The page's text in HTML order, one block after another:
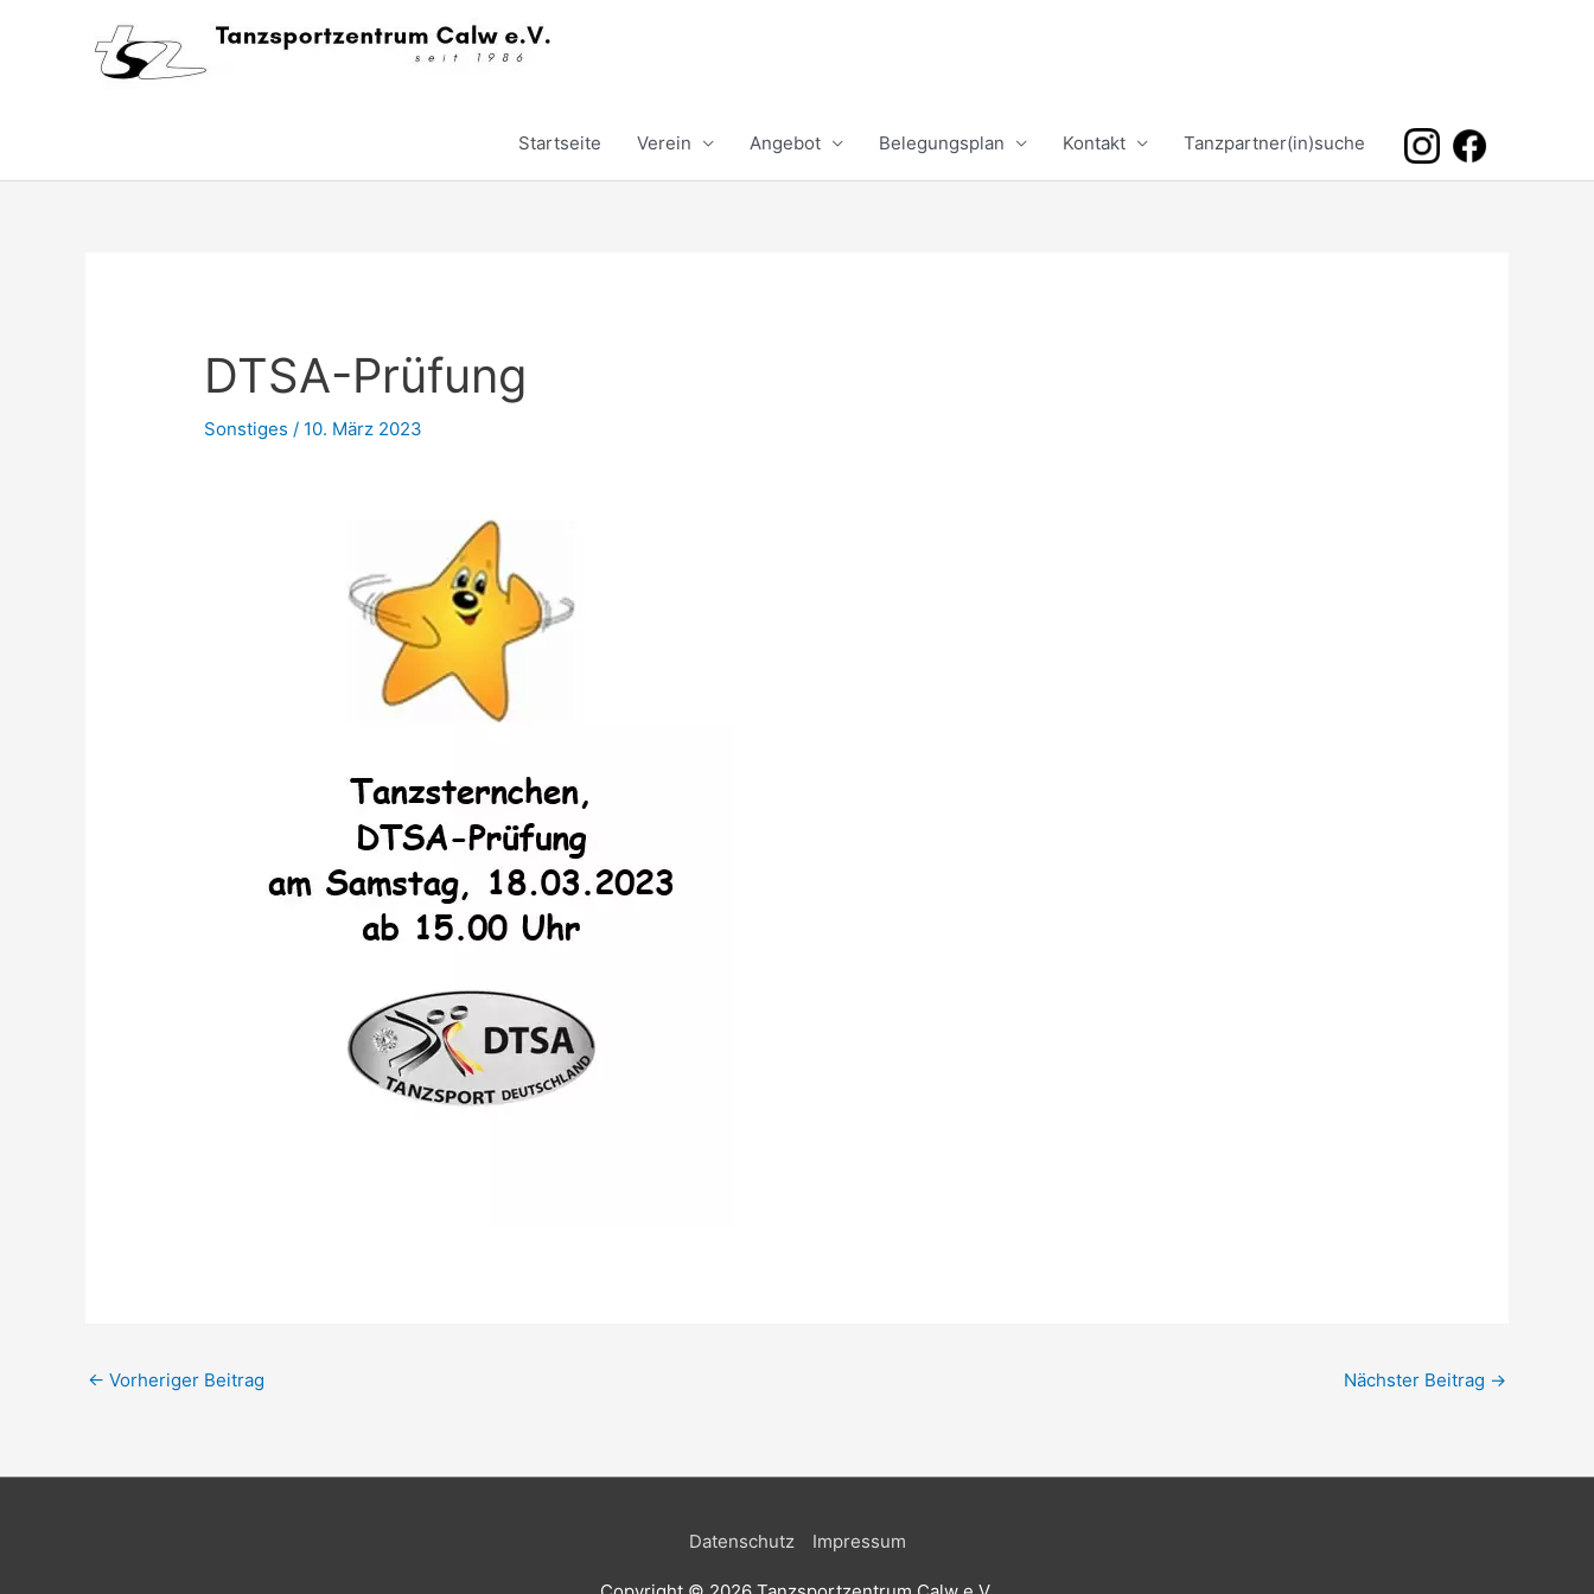
Startseite Verein Angebot Belegungsplan Kontakt Tanzpartner(in)suche
DTSA-Prüfung
Sonstiges / 10. März 2023
← Vorheriger Beitrag Nächster Beitrag →
Datenschutz Impressum